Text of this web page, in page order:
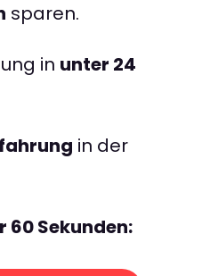
sparen.
in unter 24
in der
60 Sekunden: